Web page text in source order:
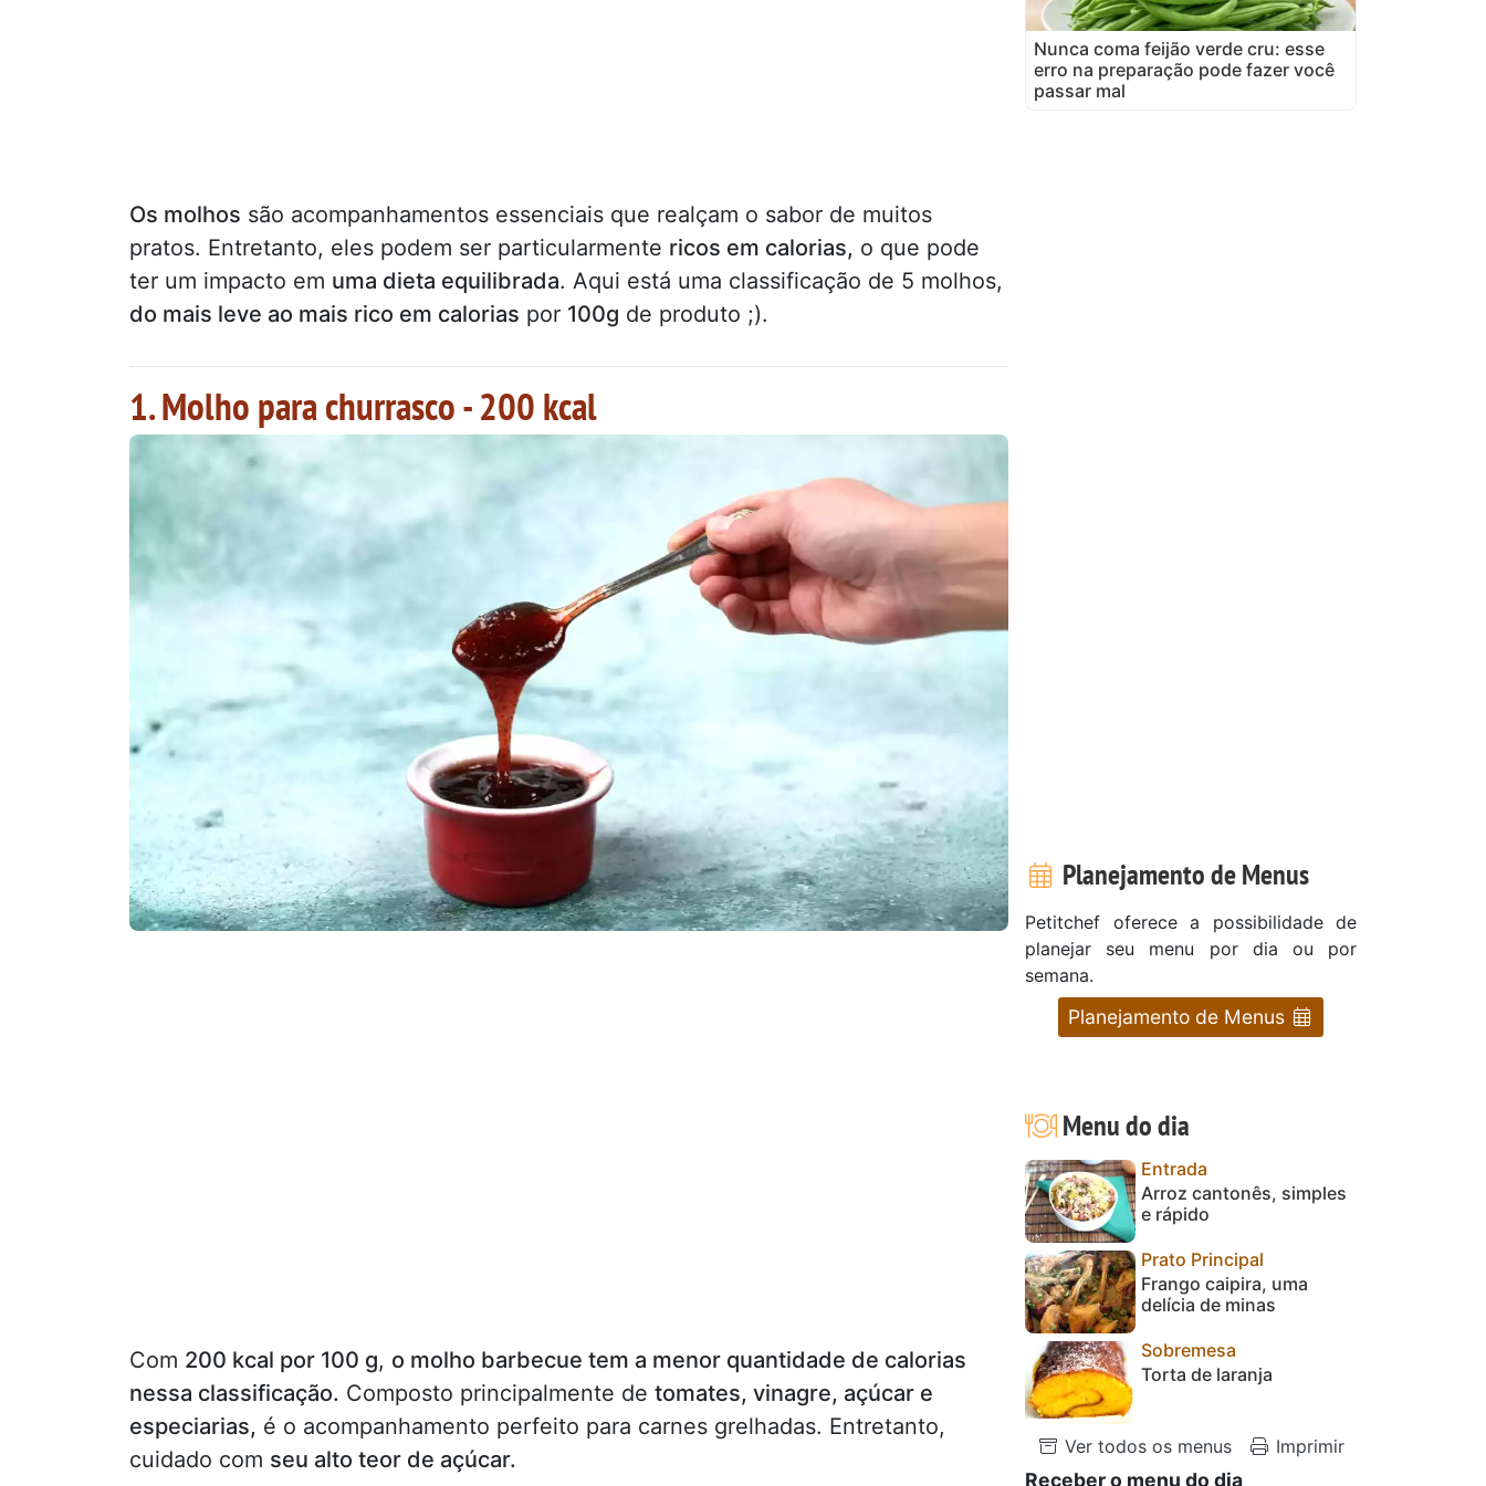
Os molhos são acompanhamentos essenciais que realçam o sabor de muitos
pratos. Entretanto, eles podem ser particularmente ricos em calorias, o que pode
ter um impacto em uma dieta equilibrada. Aqui está uma classificação de 5 molhos,
do mais leve ao mais rico em calorias por 100g de produto ;).
1. Molho para churrasco - 200 kcal
Com 200 kcal por 100 g, o molho barbecue tem a menor quantidade de calorias
nessa classificação. Composto principalmente de tomates, vinagre, açúcar e
especiarias, é o acompanhamento perfeito para carnes grelhadas. Entretanto,
cuidado com seu alto teor de açúcar.
Nunca coma feijão verde cru: esse
erro na preparação pode fazer você
passar mal
Planejamento de Menus
Petitchef oferece a possibilidade de
planejar seu menu por dia ou por
semana.
Planejamento de Menus
Menu do dia
Entrada
Arroz cantonês, simples
e rápido
Prato Principal
Frango caipira, uma
delícia de minas
Sobremesa
Torta de laranja
Ver todos os menus Imprimir
Receber o menu do dia